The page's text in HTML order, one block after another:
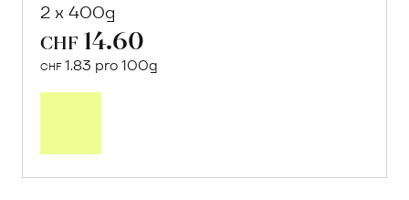
2 x 400g
CHF 14.60
CHF 1.83 pro 100g